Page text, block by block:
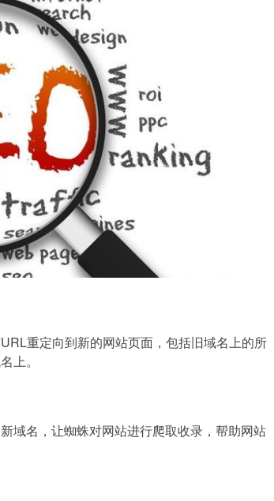
重定向到新的网站页面，包括旧域名上的所
上。
域名，让蜘蛛对网站进行爬取收录，帮助网站